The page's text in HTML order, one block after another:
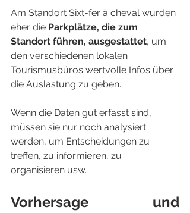
Am Standort Sixt-fer à cheval wurden
eher die Parkplätze, die zum
Standort führen, ausgestattet, um
den verschiedenen lokalen
Tourismusbüros wertvolle Infos über
die Auslastung zu geben.
Wenn die Daten gut erfasst sind,
müssen sie nur noch analysiert
werden, um Entscheidungen zu
treffen, zu informieren, zu
organisieren usw.
Vorhersage und